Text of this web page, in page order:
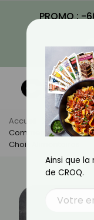
PROMO : -
Accueil Actus
Comment La
Choix Alimentaires
Ainsi que
de CROQ.